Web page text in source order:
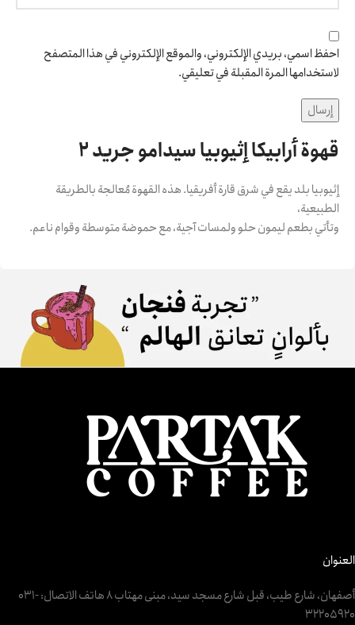
احفظ اسمي، بريدي الإلكتروني، والموقع الإلكتروني في هذا المتصفح
لاستخدامها المرة المقبلة في تعليقي.
قهوة أرابيكا إثيوبيا سيدامو جريد 2
إثيوبيا بلد يقع في شرق قارة أفريقيا. هذه القهوة مُعالجة بالطريقة
الطبيعية،
وتأتي بطعم ليمون حلو ولمسات آجية، مع حموضة متوسطة وقوام ناعم.
العنوان
أصفهان، شارع طيب، قبل شارع مسجد سيد، مبنى مهتاب 8 هاتف الاتصال: ‎031-
32205920